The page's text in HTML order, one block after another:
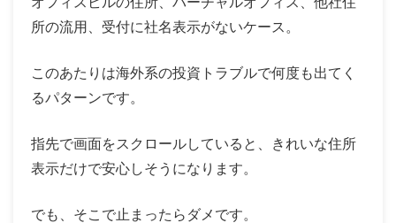
所の流用、受付に社名表示がないケース。
このあたりは海外系の投資トラブルで何度も出てく
るパターンです。
指先で画面をスクロールしていると、きれいな住所
表示だけで安心しそうになります。
でも、そこで止まったらダメです。